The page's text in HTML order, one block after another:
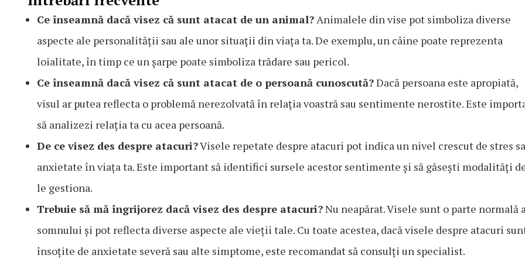
Ce înseamnă dacă visez că sunt atacat de un animal?Animalele din vise pot simboliza diverse
aspecte ale personalității sau ale unor situații din viața ta. De exemplu, un câine poate reprezenta
loialitate, în timp ce un șarpe poate simboliza trădare sau pericol.
Ce înseamnă dacă visez că sunt atacat de o persoană cunoscută?Dacă persoana este apropiată,
visul ar putea reflecta o problemă nerezolvată în relația voastră sau sentimente nerostite. Este
să analizezi relația ta cu acea persoană.
De ce visez des despre atacuri?Visele repetate despre atacuri pot indica un nivel crescut de stres
anxietate în viața ta. Este important să identifici sursele acestor sentimente și să găsești modalități
le gestiona.
Trebuie să mă îngrijorez dacă visez des despre atacuri?Nu neapărat. Visele sunt o parte normală
somnului și pot reflecta diverse aspecte ale vieții tale. Cu toate acestea, dacă visele despre atacuri
însoțite de anxietate severă sau alte simptome, este recomandat să consulți un specialist.